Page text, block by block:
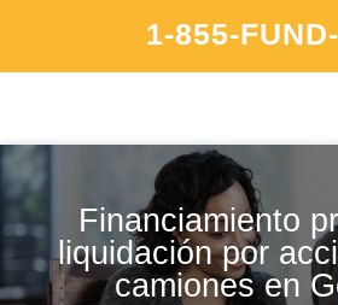
1-855-
Financiamiento
liquidación por
camiones en